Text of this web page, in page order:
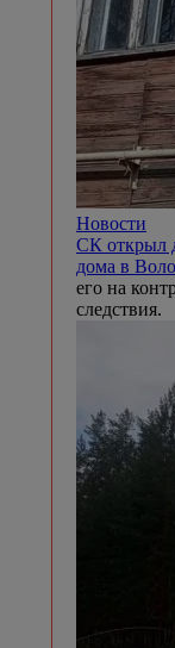
Новости
СК открыл
дома в
его на
следствия.